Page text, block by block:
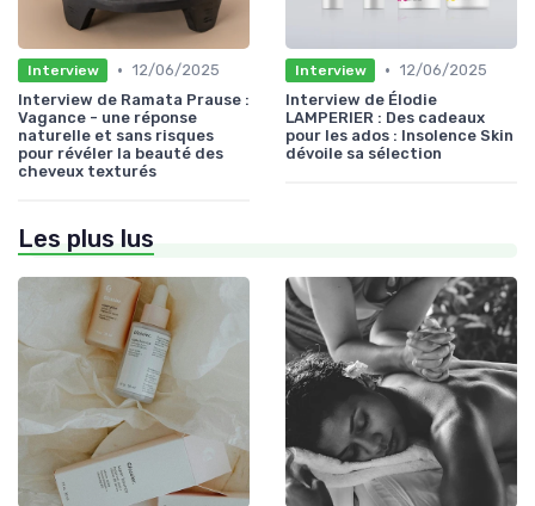
Interview • 12/06/2025
Interview de Ramata Prause :
Vagance - une réponse
naturelle et sans risques
pour révéler la beauté des
cheveux texturés
Interview • 12/06/2025
Interview de Élodie
LAMPERIER : Des cadeaux
pour les ados : Insolence Skin
dévoile sa sélection
Les plus lus